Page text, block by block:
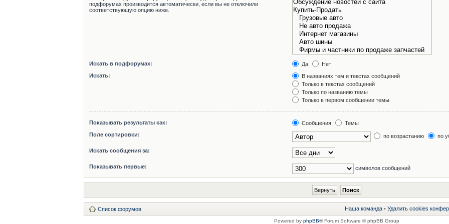
подфорумах производится автоматически, если вы не отключили
соответствующую опцию ниже.
Искать в подфорумах: Да
Нет
Искать:
В названиях тем и текстах сообщений
Только в текстах сообщений
Только по названию темы
Только в первом сообщении темы
Показывать результаты как: Сообщения
Темы
Поле сортировки:
по возрастанию по
Искать сообщения за:
Показывать первые: символов сообщений
Список форумов Наша команда • Удалить cookies
Powered by phpBB® Forum Software © phpBB Group